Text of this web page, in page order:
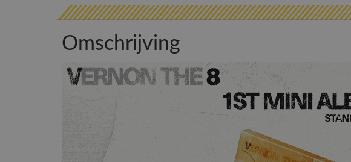
Omschrijving